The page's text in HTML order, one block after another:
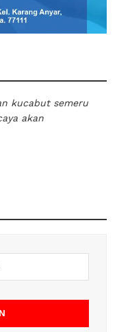
kucabut semeru
akan